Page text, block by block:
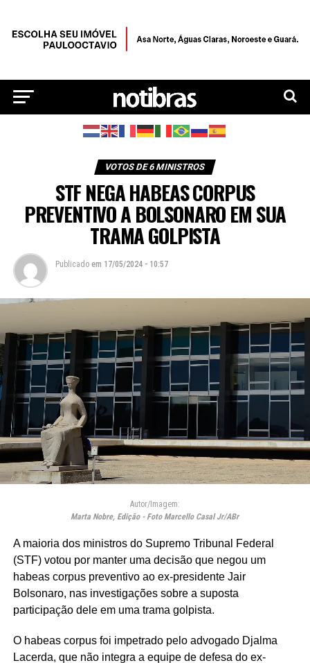
VOTOS DE 6 MINISTROS
STF NEGA HABEAS CORPUS
PREVENTIVO A BOLSONARO EM SUA
TRAMA GOLPISTA
Publicado em 17/05/2024 - 10:57
Autor/Imagem:
Marta Nobre, Edição - Foto Marcello Casal Jr/ABr
A maioria dos ministros do Supremo Tribunal Federal
(STF) votou por manter uma decisão que negou um
habeas corpus preventivo ao ex-presidente Jair
Bolsonaro, nas investigações sobre a suposta
participação dele em uma trama golpista.
O habeas corpus foi impetrado pelo advogado Djalma
Lacerda, que não integra a equipe de defesa do ex-